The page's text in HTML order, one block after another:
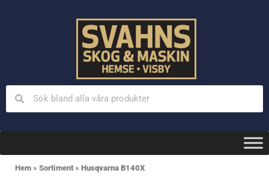
Hem » Sortiment » Husqvarna B140X